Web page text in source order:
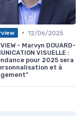
• 12/06/2025
- Marvyn DOUARD-
VISUELLE :
pour 2025 sera
et à